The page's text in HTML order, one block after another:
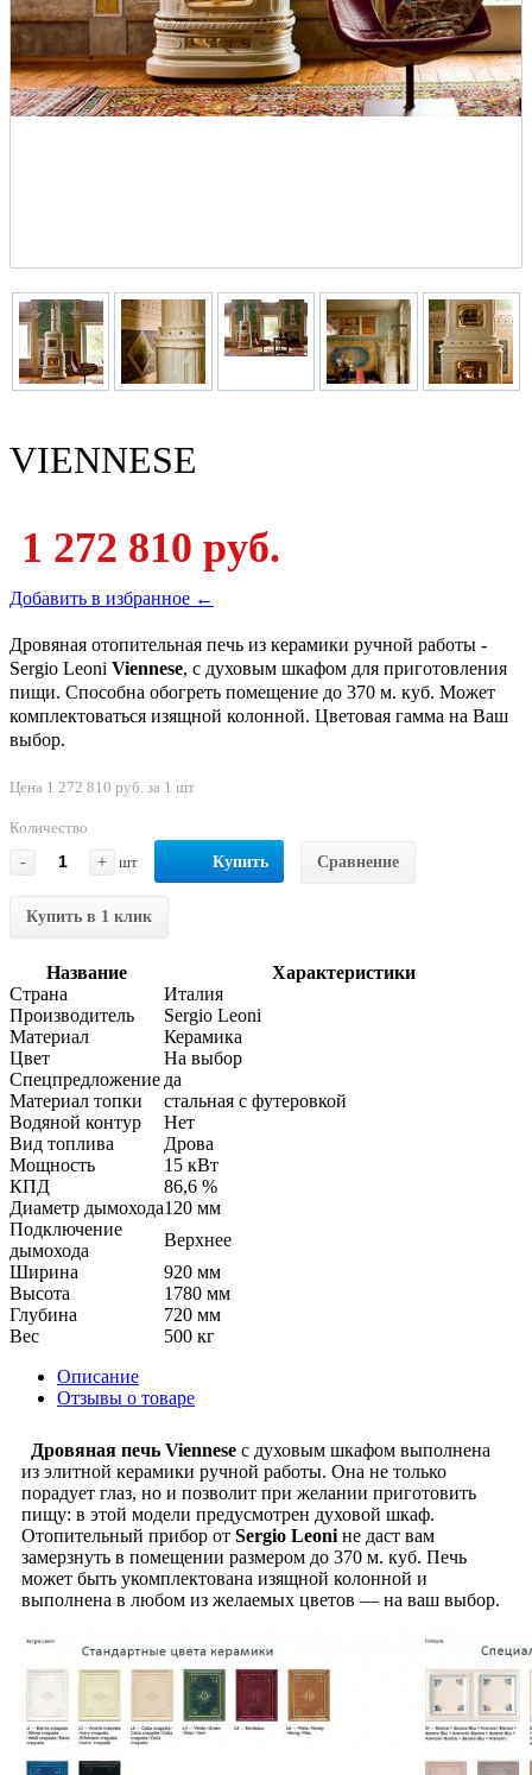
VIENNESE
1 272 810 руб.
Добавить в избранное ←
Дровяная отопительная печь из керамики ручной работы -
Sergio Leoni Viennese, с духовым шкафом для приготовления
пищи. Способна обогреть помещение до 370 м. куб. Может
комплектоваться изящной колонной. Цветовая гамма на Ваш
выбор.
Цена 1 272 810 руб. за 1 шт
Количество
-
+ шт Купить Сравнение
Купить в 1 клик
Название
Характеристики
Страна
Италия
Производитель
Sergio Leoni
Материал
Керамика
Цвет
На выбор
Спецпредложение да
Материал топки
стальная с футеровкой
Водяной контур
Нет
Вид топлива
Дрова
Мощность
15 кВт
КПД
86,6 %
Диаметр дымохода120 мм
Подключение
дымохода
Верхнее
Ширина
920 мм
Высота
1780 мм
Глубина
720 мм
Вес
500 кг
Описание
Отзывы о товаре
Дровяная печь Viennese с духовым шкафом выполнена
из элитной керамики ручной работы. Она не только
порадует глаз, но и позволит при желании приготовить
пищу: в этой модели предусмотрен духовой шкаф.
Отопительный прибор от Sergio Leoni не даст вам
замерзнуть в помещении размером до 370 м. куб. Печь
может быть укомплектована изящной колонной и
выполнена в любом из желаемых цветов — на ваш выбор.